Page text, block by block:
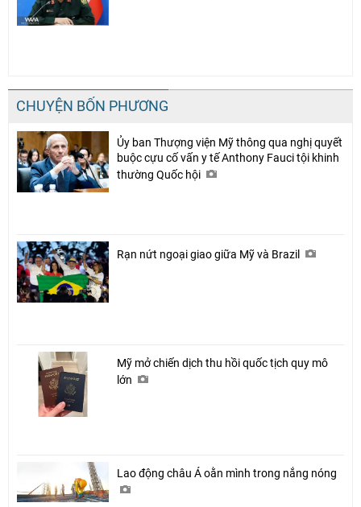
CHUYỆN BỐN PHƯƠNG
Ủy ban Thượng viện Mỹ thông qua nghị quyết
buộc cựu cố vấn y tế Anthony Fauci tội khinh
thường Quốc hội
Rạn nứt ngoại giao giữa Mỹ và Brazil
Mỹ mở chiến dịch thu hồi quốc tịch quy mô
lớn
Lao động châu Á oằn mình trong nắng nóng